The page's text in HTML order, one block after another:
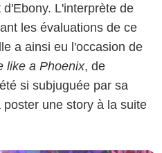
L'interprète de
les évaluations de ce
a ainsi eu l'occasion de
like a Phoenix, de
si subjuguée par sa
une story à la suite